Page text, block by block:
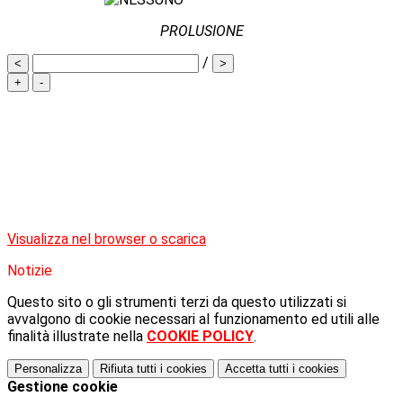
PROLUSIONE
< /
>
+
-
Visualizza nel browser o scarica
Notizie
Questo sito o gli strumenti terzi da questo utilizzati si
avvalgono di cookie necessari al funzionamento ed utili alle
finalità illustrate nella COOKIE POLICY.
Personalizza Rifiuta tutti i cookies Accetta tutti i cookies
Gestione cookie